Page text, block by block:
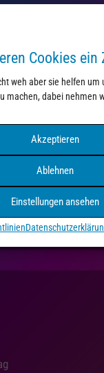
Cookies ein
weh aber sie helfen um
machen, dabei nehmen
Akzeptieren
Ablehnen
Einstellungen ansehen
pf.de